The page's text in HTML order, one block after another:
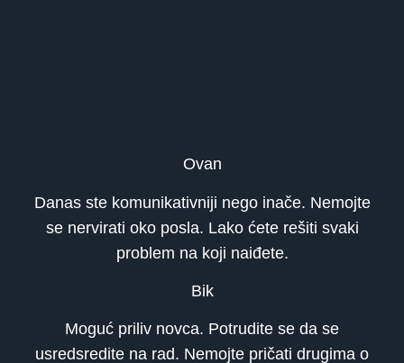
Ovan
Danas ste komunikativniji nego inače. Nemojte
se nervirati oko posla. Lako ćete rešiti svaki
problem na koji naiđete.
Bik
Moguć priliv novca. Potrudite se da se
usredsredite na rad. Nemojte pričati drugima o